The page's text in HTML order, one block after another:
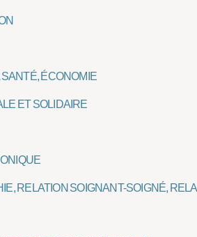
ÉCONOMIE
ET SOLIDAIRE
RELATION SOIGNANT-SOIGNÉ,